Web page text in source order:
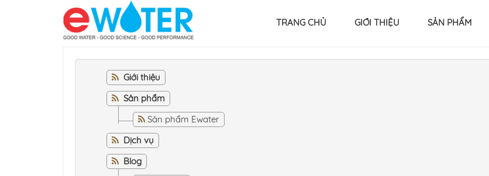
TRANG CHỦ GIỚI THIỆU SẢN PHẨM
Giới thiệu
Sản phẩm
Sản phẩm Ewater
Dịch vụ
Blog